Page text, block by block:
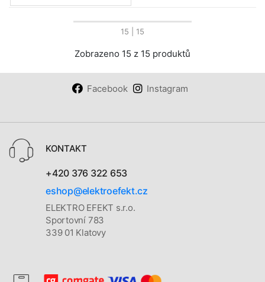
15 | 15
Zobrazeno 15 z 15 produktů
Facebook Instagram
KONTAKT
+420 376 322 653
eshop@elektroefekt.cz
ELEKTRO EFEKT s.r.o.
Sportovní 783
339 01 Klatovy